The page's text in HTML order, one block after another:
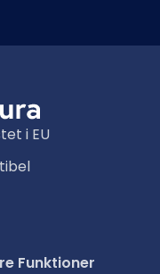
i EU
Funktioner